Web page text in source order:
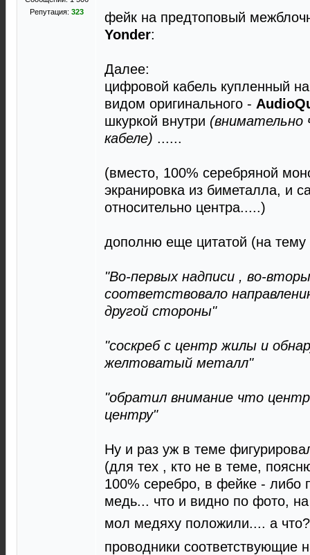
Репутация: 323
фейк на предтоповый
Yonder:
Далее:
цифровой кабель купленный
видом оригинального -
шкуркой внутри (внимательно
кабеле) ......
(вместо, 100% серебряной
экранировка из биметалла, и
относительно центра.....)
дополню еще цитатой (на тему
"Во-первых надписи , во-
соответствовало
другой стороны"
"соскреб с центр жилы и
желтоватый металл"
"обратил внимание что
центру"
Ну и раз уж в теме
(для тех , кто не в теме,
100% серебро, в фейке - либо
медь... что и видно по фото,
мол медяху положили.... а
проводники соответствующие